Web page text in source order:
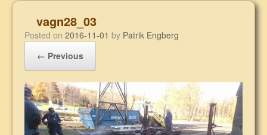
vagn28_03
Posted on 2016-11-01 by Patrik Engberg
← Previous